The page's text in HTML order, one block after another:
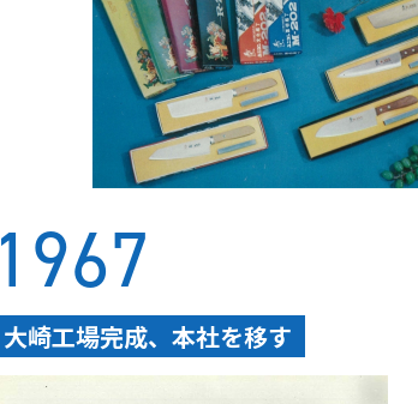
1967
大崎工場完成、本社を移す